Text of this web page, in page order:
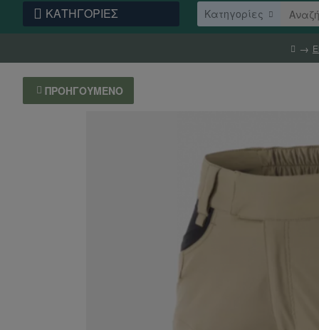
ΚΑΤΗΓΟΡΙΕΣ Κατηγορίες
ΠΡΟΗΓΟΎΜΕΝΟ